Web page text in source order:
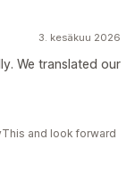
3. kesäkuu 2026
We translated our
and look forward